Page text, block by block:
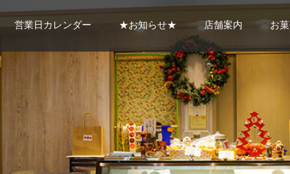
営業日カレンダー ★お知らせ★ 店舗案内 お